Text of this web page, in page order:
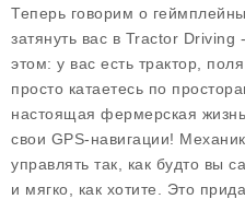
Теперь говорим о
затянуть вас в Tractor
этом: у вас есть трактор,
просто катаетесь по
настоящая фермерская
свои GPS-навигации!
управлять так, как будто вы
и мягко, как хотите. Это